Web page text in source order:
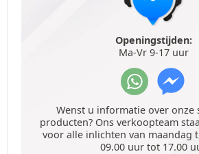
Openingstijden:
Ma-Vr 9-17 uur
Wenst u informatie over onze
producten? Ons verkoopteam
voor alle inlichten van maandag
09.00 uur tot 17.00